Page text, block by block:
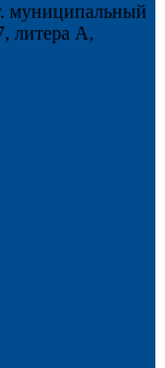
муниципальный
литера А,